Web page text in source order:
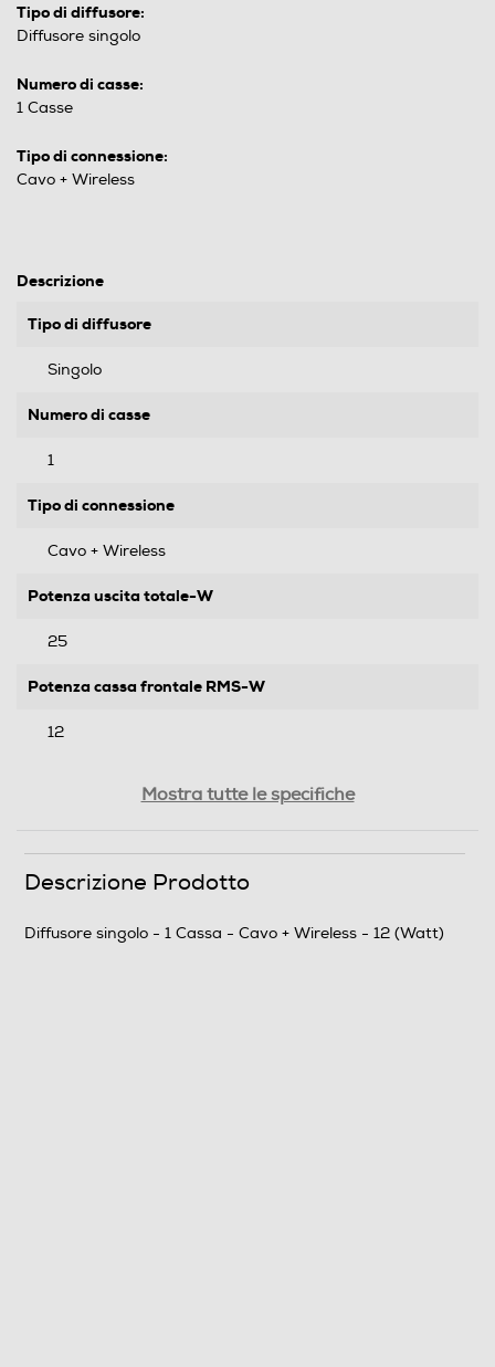
Tipo di diffusore:
Diffusore singolo
Numero di casse:
1 Casse
Tipo di connessione:
Cavo + Wireless
Descrizione
Tipo di diffusore
Singolo
Numero di casse
1
Tipo di connessione
Cavo + Wireless
Potenza uscita totale-W
25
Potenza cassa frontale RMS-W
12
Mostra tutte le specifiche
Descrizione Prodotto
Diffusore singolo - 1 Cassa - Cavo + Wireless - 12 (Watt)